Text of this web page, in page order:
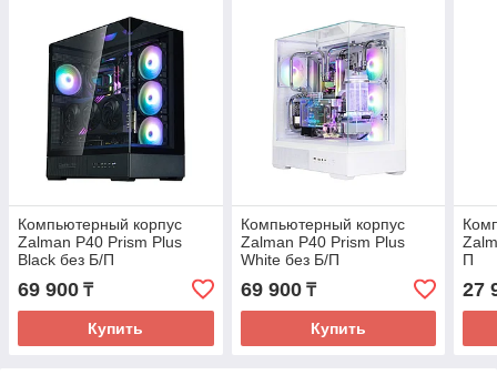
Компьютерный корпус
Zalman P40 Prism Plus
Black без Б/П
69 900 ₸
Купить
Компьютерный корпус
Zalman P40 Prism Plus
White без Б/П
69 900₸
Купить
П
27